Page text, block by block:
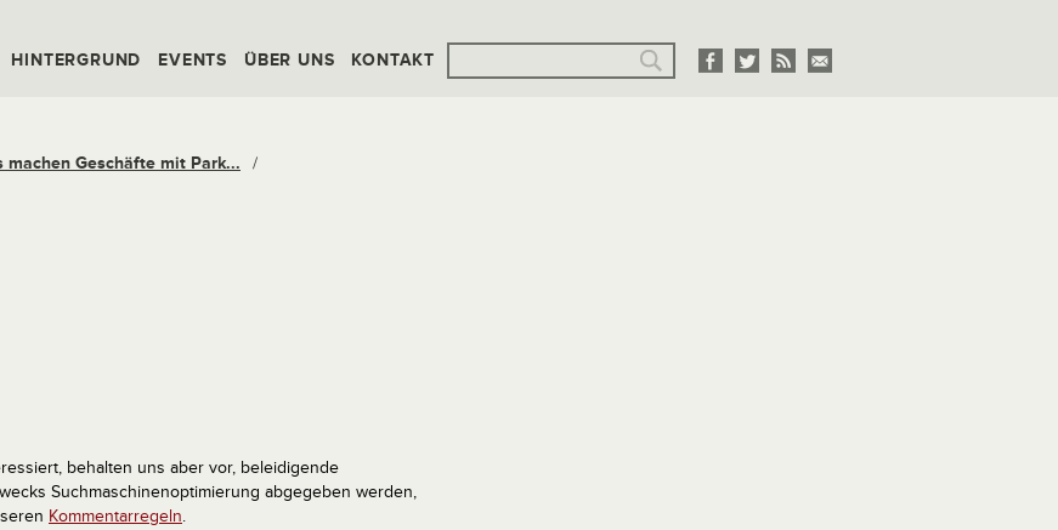
HINTERGRUND EVENTS ÜBER UNS KONTAKT
machen Geschäfte mit Park... /
behalten uns aber vor, beleidigende
Suchmaschinenoptimierung abgegeben werden,
Kommentarregeln.